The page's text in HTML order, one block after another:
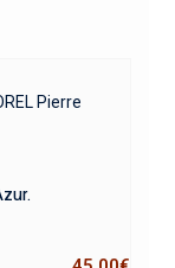
Pierre